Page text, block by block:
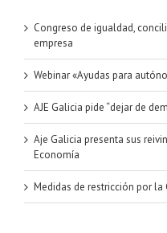
Congreso de igualdad,
empresa
Webinar «Ayudas para
AJE Galicia pide “dejar de
Aje Galicia presenta sus
Economía
Medidas de restricción por la